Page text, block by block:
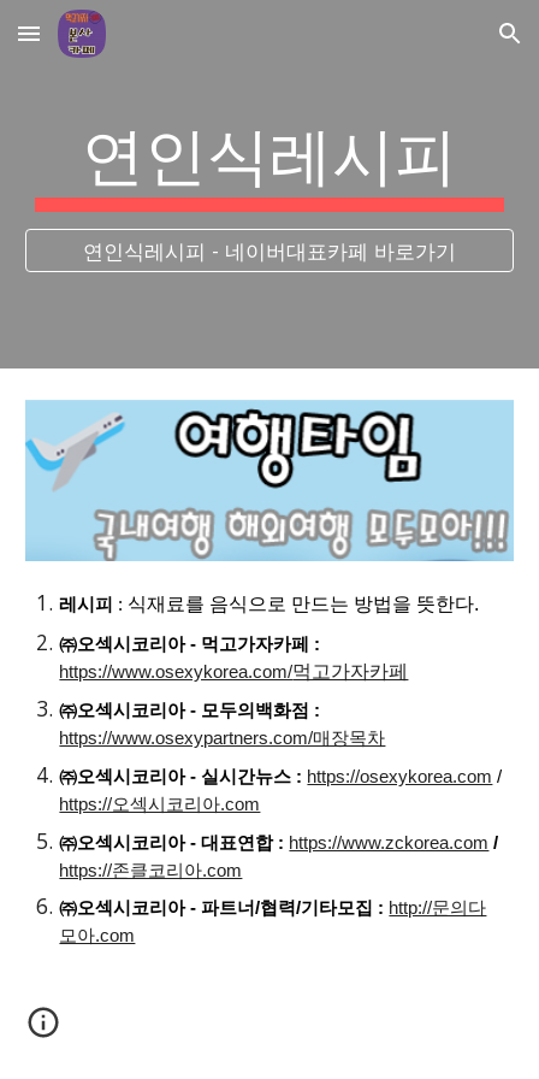
Skip to main content Skip to navigation
연인식레시피
연인식레시피 - 네이버대표카페 바로가기
레시피 : 식재료를 음식으로 만드는 방법을 뜻한다.
㈜오섹시코리아 - 먹고가자카페 :
https://www.osexykorea.com/먹고가자카페
㈜오섹시코리아 - 모두의백화점 :
https://www.osexypartners.com/매장목차
㈜오섹시코리아 - 실시간뉴스 : https://osexykorea.com /
https://오섹시코리아.com
㈜오섹시코리아 - 대표연합 : https://www.zckorea.com /
https://존클코리아.com
㈜오섹시코리아 - 파트너/협력/기타모집 : http://문의다
모아.com